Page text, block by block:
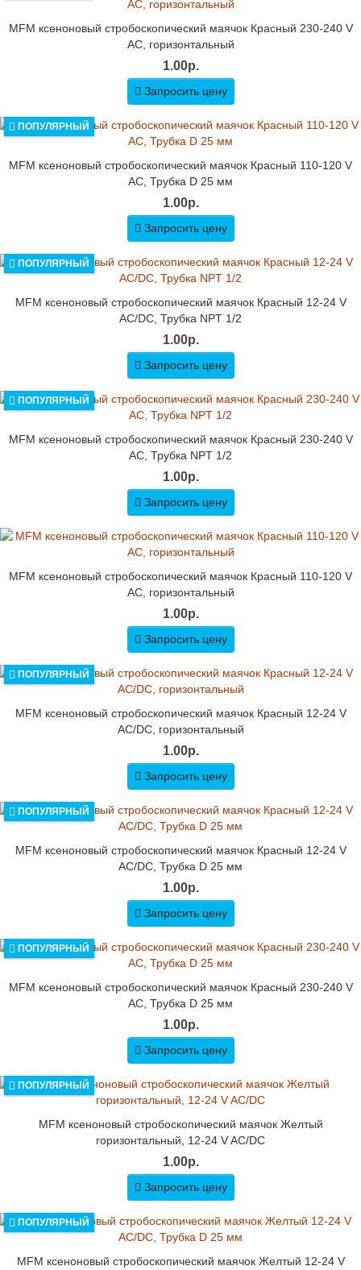
MFM ксеноновый стробоскопический маячок Красный 230-240 V
AC, горизонтальный
1.00р.
Запросить цену
ПОПУЛЯРНЫЙ
MFM ксеноновый стробоскопический маячок Красный 110-120 V
AC, Трубка D 25 мм
1.00р.
Запросить цену
ПОПУЛЯРНЫЙ
MFM ксеноновый стробоскопический маячок Красный 12-24 V
AC/DC, Трубка NPT 1/2
1.00р.
Запросить цену
ПОПУЛЯРНЫЙ
MFM ксеноновый стробоскопический маячок Красный 230-240 V
AC, Трубка NPT 1/2
1.00р.
Запросить цену
MFM ксеноновый стробоскопический маячок Красный 110-120 V
AC, горизонтальный
1.00р.
Запросить цену
ПОПУЛЯРНЫЙ
MFM ксеноновый стробоскопический маячок Красный 12-24 V
AC/DC, горизонтальный
1.00р.
Запросить цену
ПОПУЛЯРНЫЙ
MFM ксеноновый стробоскопический маячок Красный 12-24 V
AC/DC, Трубка D 25 мм
1.00р.
Запросить цену
ПОПУЛЯРНЫЙ
MFM ксеноновый стробоскопический маячок Красный 230-240 V
AC, Трубка D 25 мм
1.00р.
Запросить цену
ПОПУЛЯРНЫЙ
MFM ксеноновый стробоскопический маячок Желтый
горизонтальный, 12-24 V AC/DC
1.00р.
Запросить цену
ПОПУЛЯРНЫЙ
MFM ксеноновый стробоскопический маячок Желтый 12-24 V